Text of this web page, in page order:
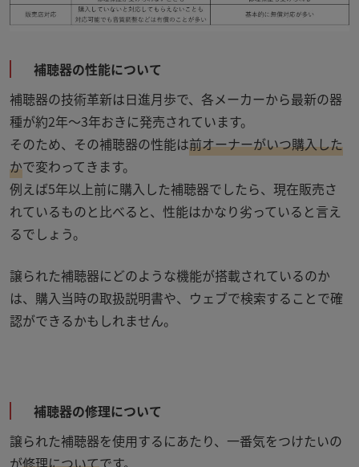
補聴器の性能について
補聴器の技術革新は日進月歩で、各メーカーから最新の器
種が約2年～3年おきに発売されています。
そのため、その補聴器の性能は前オーナーがいつ購入した
かで変わってきます。
例えば5年以上前に購入した補聴器でしたら、現在販売さ
れているものと比べると、性能はかなり劣っていると言え
るでしょう。
譲られた補聴器にどのような機能が搭載されているのか
は、購入当時の取扱説明書や、ウェブで検索することで確
認ができるかもしれません。
補聴器の修理について
譲られた補聴器を使用するにあたり、一番気をつけたいの